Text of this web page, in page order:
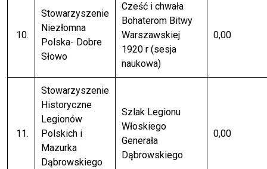
10.
Stowarzyszenie
Niezłomna
Polska- Dobre
Słowo
Cześć i chwała
Bohaterom Bitwy
Warszawskiej
1920 r (sesja
naukowa)
0,00
11.
Stowarzyszenie
Historyczne
Legionów
Polskich i
Mazurka
Dąbrowskiego
Szlak Legionu
Włoskiego
Generała
Dąbrowskiego
0,00